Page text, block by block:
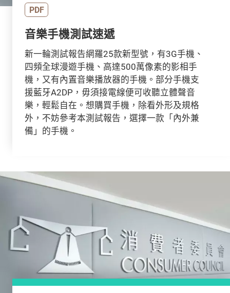
PDF
音樂手機測試速遞
新一輪測試報告網羅25款新型號，有3G手機、
四頻全球漫遊手機、高達500萬像素的影相手
機，又有內置音樂播放器的手機。部分手機支
援藍牙A2DP，毋須接電線便可收聽立體聲音
樂，輕鬆自在。想購買手機，除看外形及規格
外，不妨參考本測試報告，選擇一款「內外兼
備」的手機。